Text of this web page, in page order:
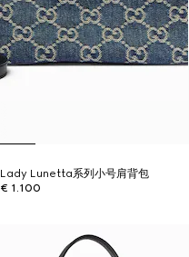
Lady Lunetta系列小号肩背包
€ 1.100